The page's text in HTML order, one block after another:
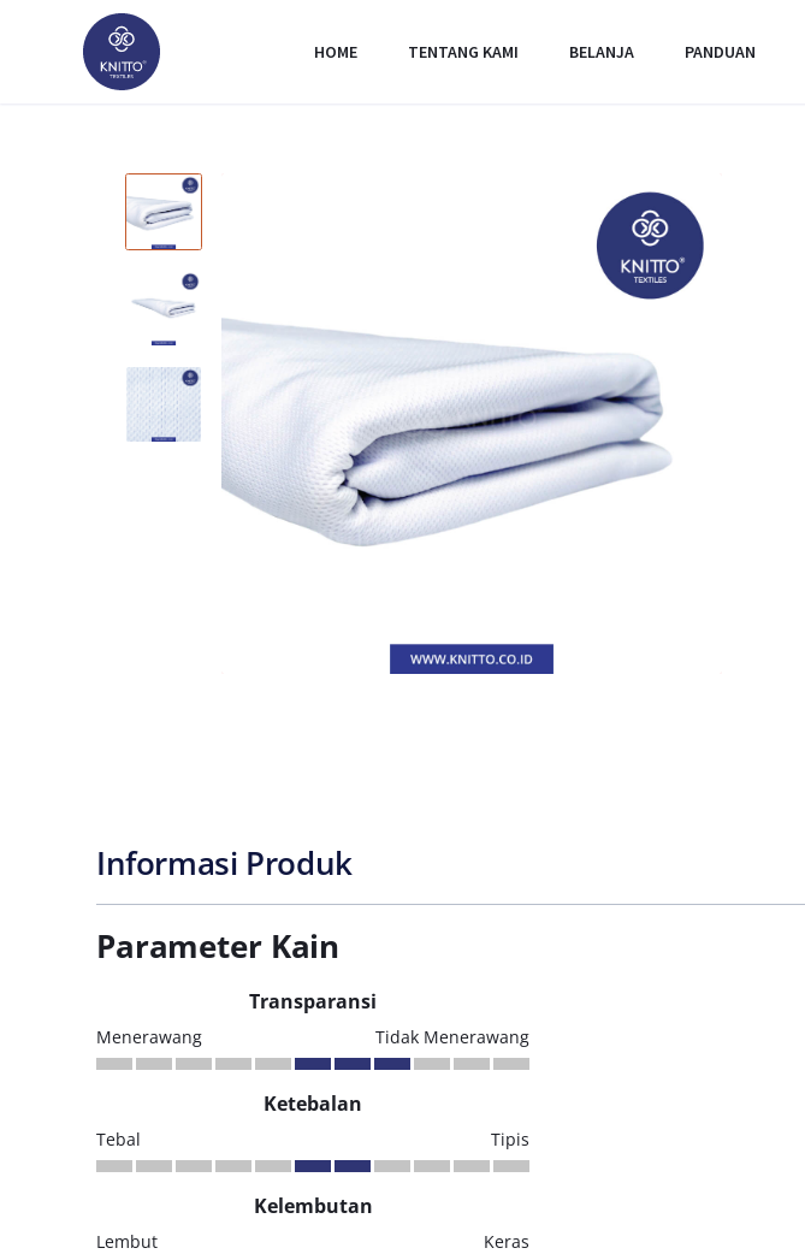
HOME TENTANG KAMI BELANJA PANDUAN
Informasi Produk
Parameter Kain
Transparansi
Menerawang Tidak Menerawang
Ketebalan
Tebal Tipis
Kelembutan
Lembut Keras